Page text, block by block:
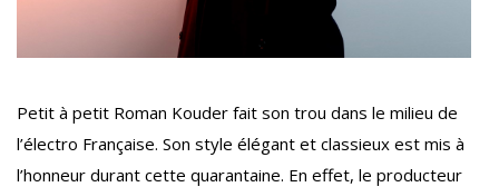
Petit à petit Roman Kouder fait son trou dans le milieu de
l’électro Française. Son style élégant et classieux est mis à
l’honneur durant cette quarantaine. En effet, le producteur